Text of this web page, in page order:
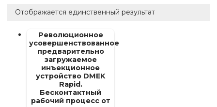
Отображается единственный результат
Революционное
усовершенствованное
предварительно
загружаемое
инъекционное
устройство DMEK
Rapid.
Бесконтактный
рабочий процесс от